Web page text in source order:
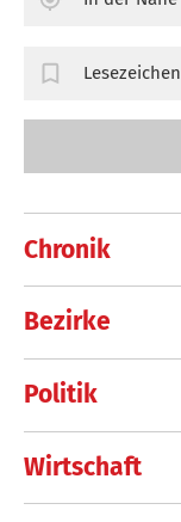
Chronik
Bezirke
Politik
Wirtschaft
Lesezeichen